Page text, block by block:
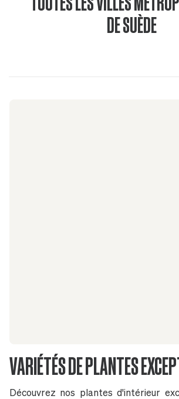
DE SUÈDE
VARIÉTÉS DE PLANTES
Découvrez nos plantes d'intérieur